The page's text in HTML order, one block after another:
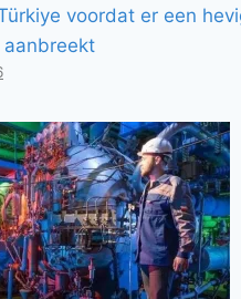
voordat er een